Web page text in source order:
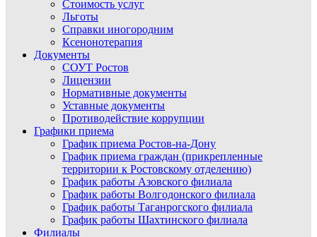
Стоимость услуг
Льготы
Справки иногородним
Ксенонотерапия
Документы
СОУТ Ростов
Лицензии
Нормативные документы
Уставные документы
Противодействие коррупции
Графики приема
График приема Ростов-на-Дону
График приема граждан (прикрепленные
территории к Ростовскому отделению)
График работы Азовского филиала
График работы Волгодонского филиала
График работы Таганрогского филиала
График работы Шахтинского филиала
Филиалы